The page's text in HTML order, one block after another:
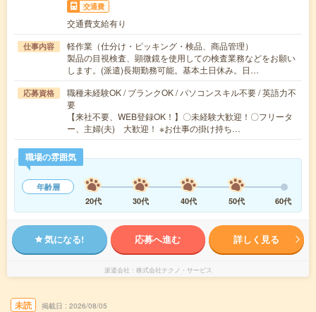
交通費
交通費支給有り
仕事内容
軽作業（仕分け・ピッキング・検品、商品管理）
製品の目視検査、顕微鏡を使用しての検査業務などをお願い
します。(派遣)長期勤務可能。基本土日休み。日…
応募資格
職種未経験OK / ブランクOK / パソコンスキル不要 / 英語力不
要
【来社不要、WEB登録OK！】〇未経験大歓迎！〇フリータ
ー、主婦(夫) 大歓迎！ ※お仕事の掛け持ち…
職場の雰囲気
年齢層
20代
30代 40代 50代 60代
気になる! 応募へ進む 詳しく見る
派遣会社 株式会社テクノ・サービス
未読 掲載日 2026/08/05